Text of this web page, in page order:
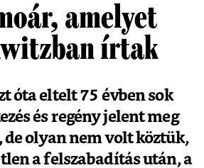
amelyet
írtak
óta eltelt 75 évben sok
és regény jelent meg
olyan nem volt köztük,
a felszabadítás után, a